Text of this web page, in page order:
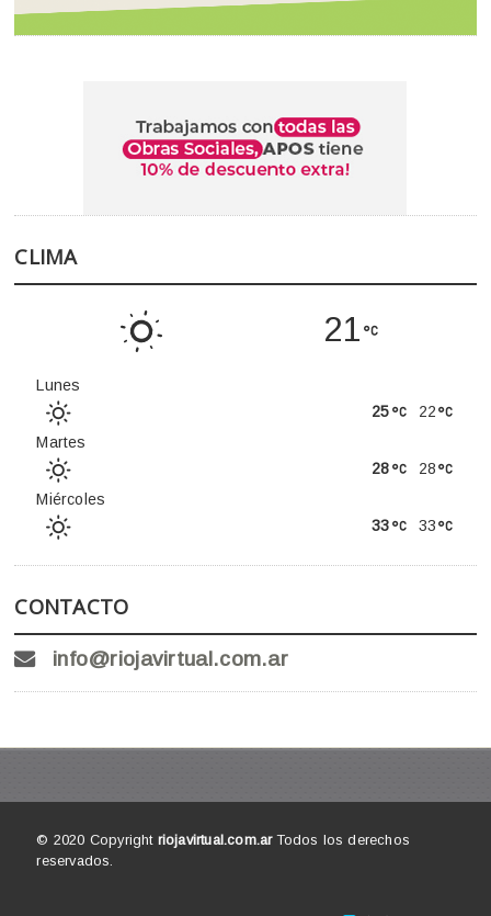
CLIMA
21
Lunes
22
25
Martes
28
28
Miércoles
33
33
CONTACTO
info@riojavirtual.com.ar
© 2020 Copyright riojavirtual.com.arTodos los derechos
reservados.